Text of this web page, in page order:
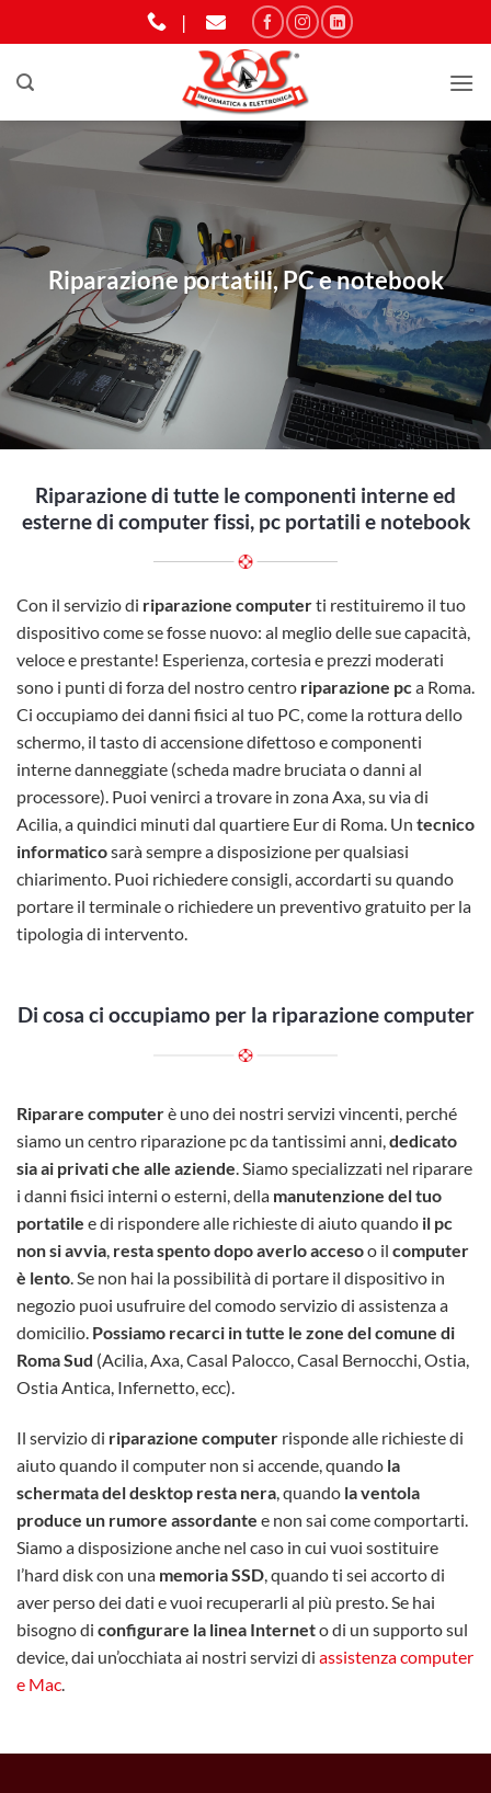
ai
contenuti
|
Riparazione portatili, PC e notebook
Riparazione di tutte le componenti interne ed
esterne di computer fissi, pc portatili e notebook
Con il servizio di riparazione computerti restituiremo il tuo
dispositivo come se fosse nuovo: al meglio delle sue capacità,
veloce e prestante! Esperienza, cortesia e prezzi moderati
sono i punti di forza del nostro centro riparazione pc a Roma.
Ci occupiamo dei danni fisici al tuo PC, come la rottura dello
schermo, il tasto di accensione difettoso e componenti
interne danneggiate (scheda madre bruciata o danni al
processore). Puoi venirci a trovare in zona Axa, su via di
Acilia, a quindici minuti dal quartiere Eur di Roma. Un tecnico
informaticosarà sempre a disposizione per qualsiasi
chiarimento. Puoi richiedere consigli, accordarti su quando
portare il terminale o richiedere un preventivo gratuito per la
tipologia di intervento.
Di cosa ci occupiamo per la riparazione computer
Riparare computerè uno dei nostri servizi vincenti, perché
siamo un centro riparazione pc da tantissimi anni,dedicato
sia ai privati che alle aziende. Siamo specializzati nel riparare
i danni fisici interni o esterni, della manutenzione del tuo
portatile e di rispondere alle richieste di aiuto quando il pc
non si avvia, resta spento dopo averlo accesoo il computer
è lento. Se non hai la possibilità di portare il dispositivo in
negozio puoi usufruire del comodo servizio di assistenza a
domicilio. Possiamo recarci in tutte le zone del comune di
Roma Sud (Acilia, Axa, Casal Palocco, Casal Bernocchi, Ostia,
Ostia Antica, Infernetto, ecc).
Il servizio di riparazione computer risponde alle richieste di
aiuto quando il computer non si accende, quando la
schermata del desktop resta nera , quando la ventola
produce un rumore assordante e non sai come comportarti.
Siamo a disposizione anche nel caso in cui vuoi sostituire
l’hard disk con una memoria SSD , quando ti sei accorto di
aver perso dei dati e vuoi recuperarli al più presto. Se hai
bisogno di configurare la linea Interneto di un supporto sul
device, dai un’occhiata ai nostri servizi di assistenza computer
e Mac